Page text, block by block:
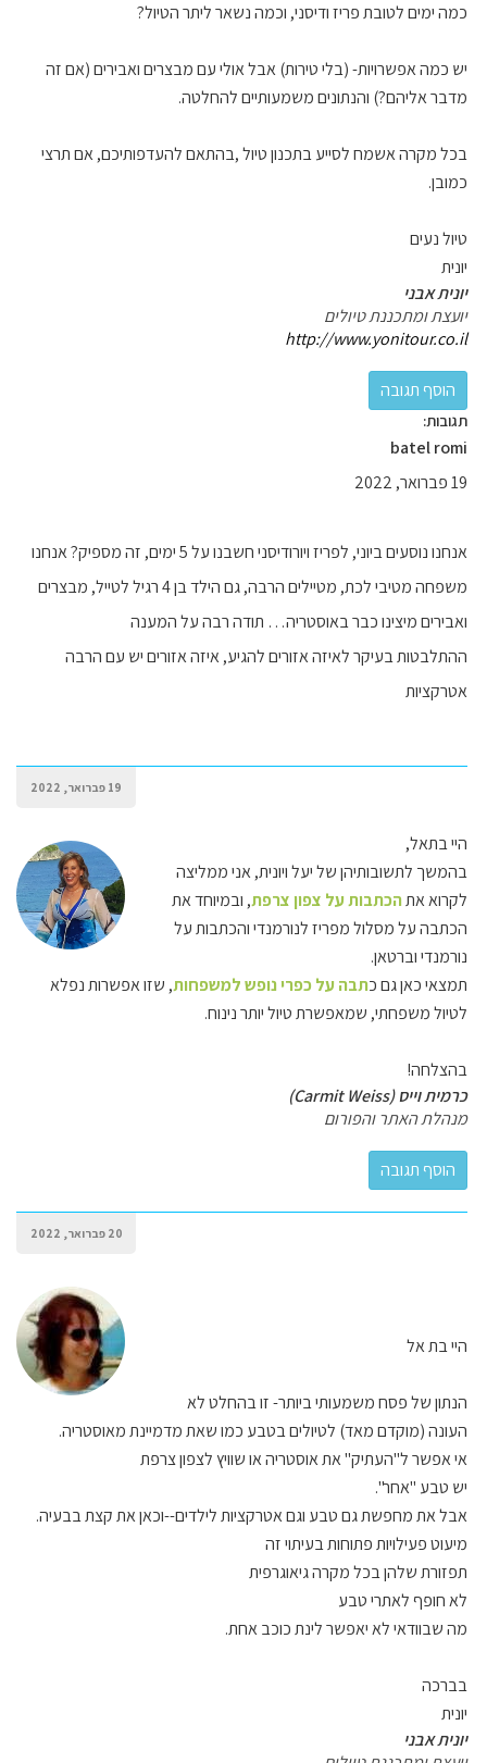
כמה ימים לטובת פריז ודיסני, וכמה נשאר ליתר הטיול?
יש כמה אפשרויות- (בלי טירות) אבל אולי עם מבצרים ואבירים (אם זה
מדבר אליהם?) והנתונים משמעותיים להחלטה.
בכל מקרה אשמח לסייע בתכנון טיול ,בהתאם להעדפותיכם, אם תרצי
כמובן.
טיול נעים
יונית
יונית אבני
יועצת ומתכננת טיולים
http://www.yonitour.co.il
תגובות:
batel romi
19 פברואר, 2022
אנחנו נוסעים ביוני, לפריז ויורודיסני חשבנו על 5 ימים, זה מספיק? אנחנו
משפחה מטיבי לכת, מטיילים הרבה, גם הילד בן 4 רגיל לטייל, מבצרים
ואבירים מיצינו כבר באוסטריה… תודה רבה על המענה
ההתלבטות בעיקר לאיזה אזורים להגיע, איזה אזורים יש עם הרבה
אטרקציות
19 פברואר, 2022
היי בתאל,
בהמשך לתשובותיהן של יעל ויונית, אני ממליצה
לקרוא אתהכתבות על צפון צרפת, ובמיוחד את
הכתבה על מסלול מפריז לנורמנדי והכתבות על
נורמנדי וברטאן.
תמצאי כאן גם כתבה על כפרי נופש למשפחות, שזו אפשרות נפלא
לטיול משפחתי, שמאפשרת טיול יותר נינוח.
בהצלחה!
כרמית וייס (Carmit Weiss)
מנהלת האתר והפורום
20 פברואר, 2022
היי בת אל
הנתון של פסח משמעותי ביותר- זו בהחלט לא
העונה (מוקדם מאד) לטיולים בטבע כמו שאת מדמיינת מאוסטריה.
אי אפשר ל"העתיק" את אוסטריה או שוויץ לצפון צרפת
יש טבע "אחר".
אבל את מחפשת גם טבע וגם אטרקציות לילדים--וכאן את קצת בבעיה.
מיעוט פעילויות פתוחות בעיתוי זה
תפזורת שלהן בכל מקרה גיאוגרפית
לא חופף לאתרי טבע
מה שבוודאי לא יאפשר לינת כוכב אחת.
בברכה
יונית
יונית אבני